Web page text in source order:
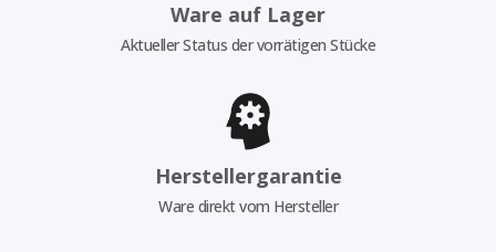
Ware auf Lager
Aktueller Status der vorrätigen Stücke
Herstellergarantie
Ware direkt vom Hersteller